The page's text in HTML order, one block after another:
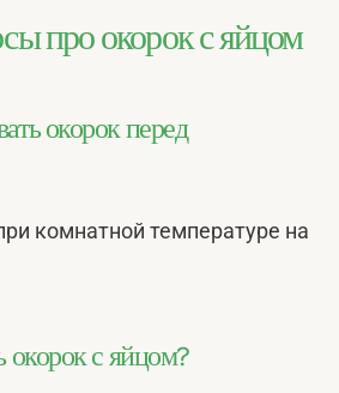
про окорок с яйцом
окорок перед
комнатной температуре на
окорок с яйцом?